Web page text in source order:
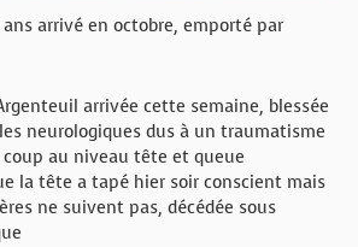
ans arrivé en octobre, emporté par
arrivée cette semaine, blessée
neurologiques dus à un traumatisme
coup au niveau tête et queue
la tête a tapé hier soir conscient mais
ne suivent pas, décédée sous